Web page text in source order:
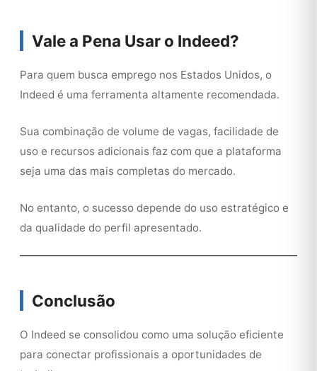
Vale a Pena Usar o Indeed?
Para quem busca emprego nos Estados Unidos, o
Indeed é uma ferramenta altamente recomendada.
Sua combinação de volume de vagas, facilidade de
uso e recursos adicionais faz com que a plataforma
seja uma das mais completas do mercado.
No entanto, o sucesso depende do uso estratégico e
da qualidade do perfil apresentado.
Conclusão
O Indeed se consolidou como uma solução eficiente
para conectar profissionais a oportunidades de